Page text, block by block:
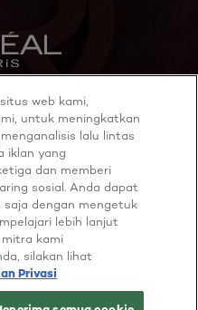
web kami,
untuk meningkatkan
lalu lintas
iklan yang
dan memberi
sosial. Anda dapat
saja dengan mengetuk
lebih lanjut
kami
silakan lihat
Privasi